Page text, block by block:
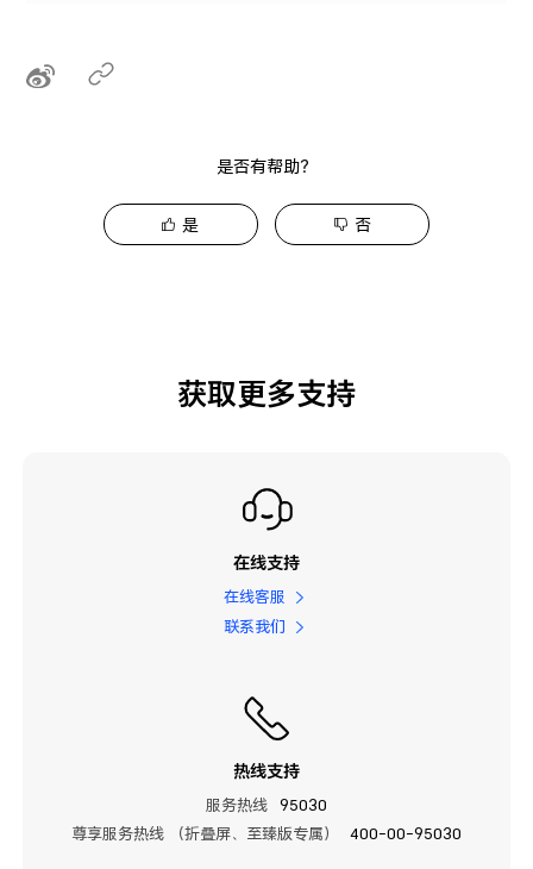
是否有帮助？
是 否
获取更多支持
在线支持
在线客服
联系我们
热线支持
服务热线
95030
尊享服务热线 （折叠屏、至臻版专属）
400-00-95030